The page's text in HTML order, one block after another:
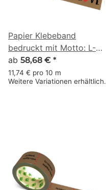
Papier Klebeband
bedruckt mit Motto: L-O-
V-E 002 - 50 m braun
ab 58,68 € *
11,74 € pro 10 m
Weitere Variationen erhältlich.